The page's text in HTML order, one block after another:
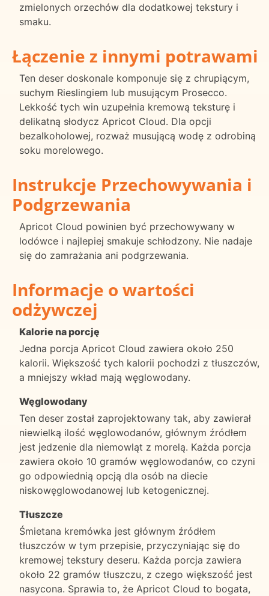
zmielonych orzechów dla dodatkowej tekstury i
smaku.
Łączenie z innymi potrawami
Ten deser doskonale komponuje się z chrupiącym,
suchym Rieslingiem lub musującym Prosecco.
Lekkość tych win uzupełnia kremową teksturę i
delikatną słodycz Apricot Cloud. Dla opcji
bezalkoholowej, rozważ musującą wodę z odrobiną
soku morelowego.
Instrukcje Przechowywania i
Podgrzewania
Apricot Cloud powinien być przechowywany w
lodówce i najlepiej smakuje schłodzony. Nie nadaje
się do zamrażania ani podgrzewania.
Informacje o wartości
odżywczej
Kalorie na porcję
Jedna porcja Apricot Cloud zawiera około 250
kalorii. Większość tych kalorii pochodzi z tłuszczów,
a mniejszy wkład mają węglowodany.
Węglowodany
Ten deser został zaprojektowany tak, aby zawierał
niewielką ilość węglowodanów, głównym źródłem
jest jedzenie dla niemowląt z morelą. Każda porcja
zawiera około 10 gramów węglowodanów, co czyni
go odpowiednią opcją dla osób na diecie
niskowęglowodanowej lub ketogenicznej.
Tłuszcze
Śmietana kremówka jest głównym źródłem
tłuszczów w tym przepisie, przyczyniając się do
kremowej tekstury deseru. Każda porcja zawiera
około 22 gramów tłuszczu, z czego większość jest
nasycona. Sprawia to, że Apricot Cloud to bogata,